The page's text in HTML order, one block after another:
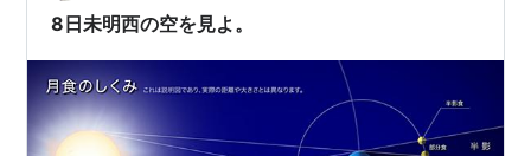
うであれば、基になっているオー…
8日未明西の空を見よ。